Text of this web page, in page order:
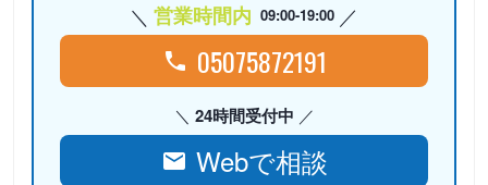
営業時間内 09:00-19:00
05075872191
24時間受付中
Webで相談